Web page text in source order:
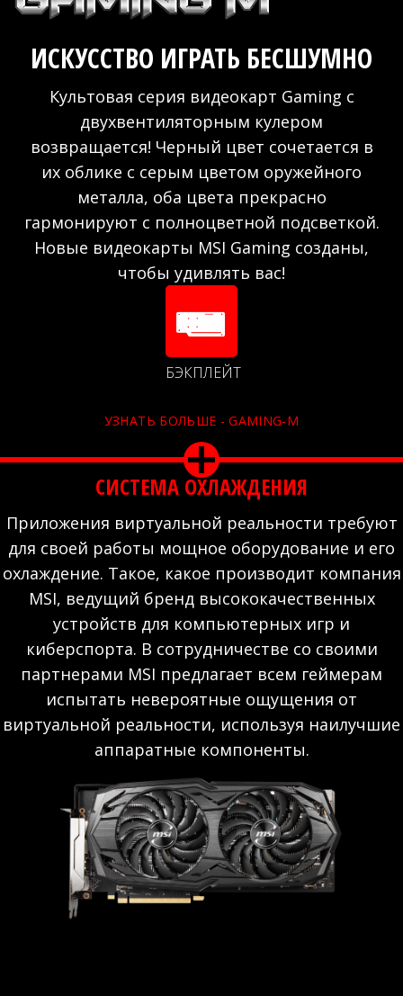
ИСКУССТВО ИГРАТЬ БЕСШУМНО
Культовая серия видеокарт Gaming с
двухвентиляторным кулером
возвращается! Черный цвет сочетается в
их облике с серым цветом оружейного
металла, оба цвета прекрасно
гармонируют с полноцветной подсветкой.
Новые видеокарты MSI Gaming созданы,
чтобы удивлять вас!
БЭКПЛЕЙТ
УЗНАТЬ БОЛЬШЕ - GAMING-M
СИСТЕМА ОХЛАЖДЕНИЯ
Приложения виртуальной реальности требуют
для своей работы мощное оборудование и его
охлаждение. Такое, какое производит компания
MSI, ведущий бренд высококачественных
устройств для компьютерных игр и
киберспорта. В сотрудничестве со своими
партнерами MSI предлагает всем геймерам
испытать невероятные ощущения от
виртуальной реальности, используя наилучшие
аппаратные компоненты.